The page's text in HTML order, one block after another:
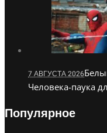
7 АВГУСТА 2026
Человека-паука
Популярное